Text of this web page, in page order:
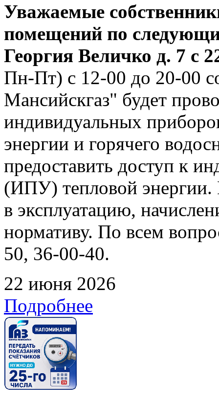
Уважаемые
помещений по
Георгия Величко д. 7 с
Пн-Пт) с 12-00 до 20-00
Мансийскгаз" будет
индивидуальных
энергии и горячего
предоставить доступ к
(ИПУ) тепловой энергии.
в эксплуатацию,
нормативу. По всем
50, 36-00-40.
22 июня 2026
Подробнее